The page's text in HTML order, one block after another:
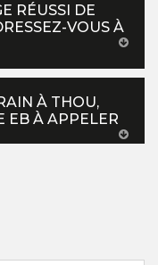
RÉUSSI DE
VOUS À
À THOU,
EB À APPELER